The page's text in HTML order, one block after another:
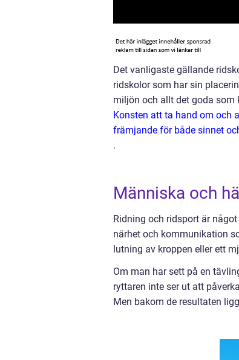
Det vanligaste gällande
ridskolor som har sin
miljön och allt det goda som
Konsten att ta hand om och
främjande för både sinnet
.
Människa och
Ridning och ridsport är
närhet och kommunikation
lutning av kroppen eller ett
Om man har sett på en
ryttaren inte ser ut att
Men bakom de resultaten